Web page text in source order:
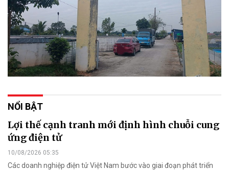
NỔI BẬT
Lợi thế cạnh tranh mới định hình chuỗi cung
ứng điện tử
10/08/2026 05:35
Các doanh nghiệp điện tử Việt Nam bước vào giai đoạn phát triển